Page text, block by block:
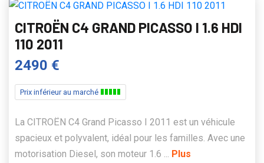
CITROËN C4 GRAND PICASSO I 1.6 HDI
110 2011
2490 €
Prix inférieur au marché
La CITROËN C4 Grand Picasso I 2011 est un véhicule
spacieux et polyvalent, idéal pour les familles. Avec une
motorisation Diesel, son moteur 1.6 ... Plus